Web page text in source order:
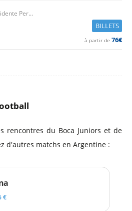
Per...
BILLETS
à partir de 76€
rencontres du Boca Juniors et de
d'autres matchs en Argentine :
€